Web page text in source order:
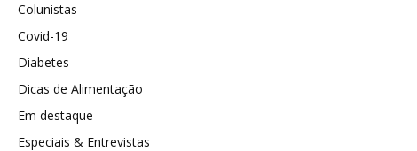
Colunistas
Covid-19
Diabetes
Dicas de Alimentação
Em destaque
Especiais & Entrevistas